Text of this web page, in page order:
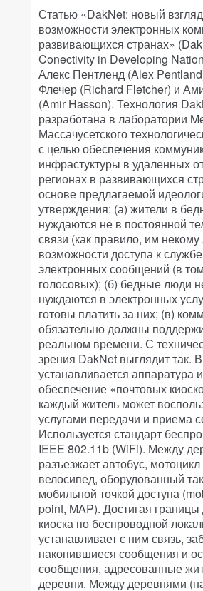
Статью «DakNet: новый
возможности электронных
развивающихся странах»
Conectivity in Developing
Алекс Пентленд (Alex
Флечер (Richard Fletcher) и
(Amir Hasson). Технология
разработана в лаборатории
Массачусетского
с целью обеспечения
инфрастуктуры в удаленных
регионах в развивающихся
основе предлагаемой
утверждения: (а) жители в
нуждаются не в постоянной
связи (как правило, им некому
возможности доступа к
электронных сообщений (в
голосовых); (б) бедные люди
нуждаются в электронных
готовы платить за них; (в)
обязательно должны
реальном времени. С
зрения DakNet выглядит так.
устанавливается аппаратура
обеспечение «почтовых
каждый житель может
услугами передачи и приема
Используется стандарт
IEEE 802.11b (WiFi). Между
разъезжает автобус,
велосипед, оборудованный
мобильной точкой доступа
point, MAP). Достигая границы
киоска по беспроводной
устанавливает с ним связь,
накопившиеся сообщения и
сообщения, адресованные
деревни. Между деревнями